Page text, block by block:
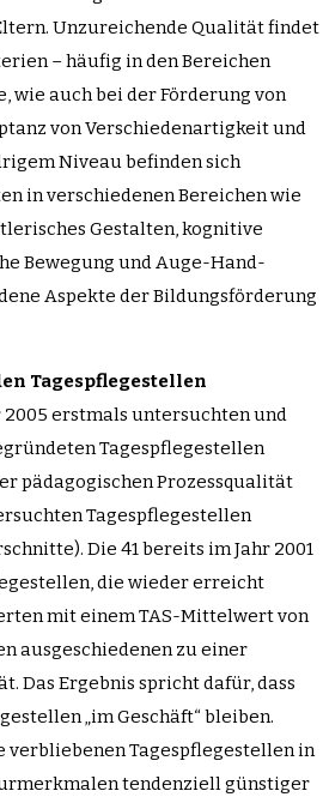
Unzureichende Qualität findet
– häufig in den Bereichen
wie auch bei der Förderung von
von Verschiedenartigkeit und
Niveau befinden sich
in verschiedenen Bereichen wie
Gestalten, kognitive
Bewegung und Auge-Hand-
Aspekte der Bildungsförderung
Tagespflegestellen
2005 erstmals untersuchten und
Tagespflegestellen
pädagogischen Prozessqualität
Tagespflegestellen
Die 41 bereits im Jahr 2001
die wieder erreicht
mit einem TAS-Mittelwert von
ausgeschiedenen zu einer
Das Ergebnis spricht dafür, dass
„im Geschäft“ bleiben.
verbliebenen Tagespflegestellen in
tendenziell günstiger